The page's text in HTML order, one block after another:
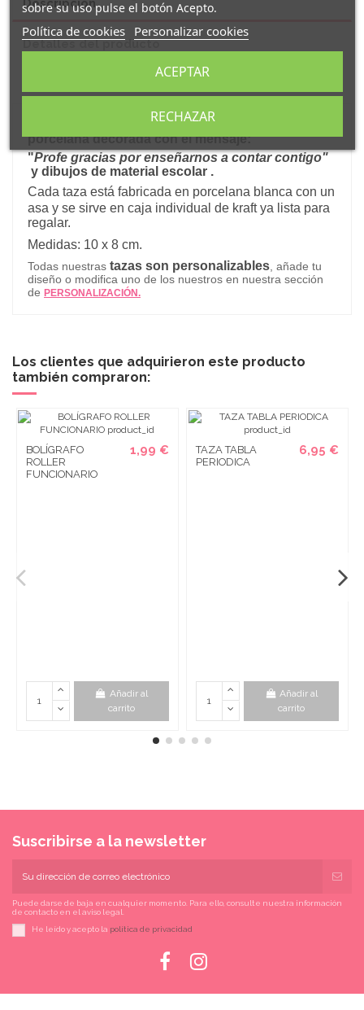
Descripción
Detalles del producto
Original y simpática taza personalizada
porcelana decorada con el mensaje:
"Profe gracias por enseñarnos a contar contigo"
y dibujos de material escolar .
Cada taza está fabricada en porcelana blanca con un
asa y se sirve en caja individual de kraft ya lista para
regalar.
Medidas: 10 x 8 cm.
Todas nuestras tazas son personalizables, añade tu
diseño o modifica uno de los nuestros en nuestra sección
de PERSONALIZACIÓN.
Los clientes que adquirieron este producto
también compraron:
BOLÍGRAFO
ROLLER
FUNCIONARIO
1,99 €
Añadir al
carrito
TAZA TABLA
PERIODICA
6,95 €
Añadir al
carrito
Suscribirse a la newsletter
Puede darse de baja en cualquier momento. Para ello, consulte nuestra información
de contacto en el aviso legal.
He leído y acepto la política de privacidad
sobre su uso pulse el botón Acepto.
Política de cookies Personalizar cookies
RECHAZAR
ACEPTAR